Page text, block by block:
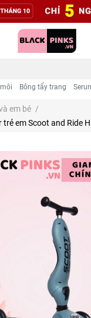
Bông tẩy trang
em bé /
trẻ em Scoot and Ride